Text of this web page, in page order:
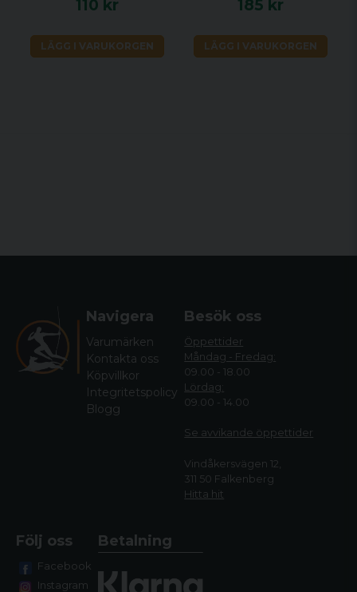
110 kr
LÄGG I VARUKORGEN
185 kr
LÄGG I VARUKORGEN
Navigera
Varumärken
Kontakta oss
Köpvillkor
Integritetspolicy
Blogg
Besök oss
Öppettider
Måndag - Fredag:
09.00 - 18.00
Lördag:
09.00 - 14.00
Se avvikande öppettider
Vindåkersvägen 12,
311 50 Falkenberg
Hitta hit
Följ oss
Facebook
Instagram
Betalning